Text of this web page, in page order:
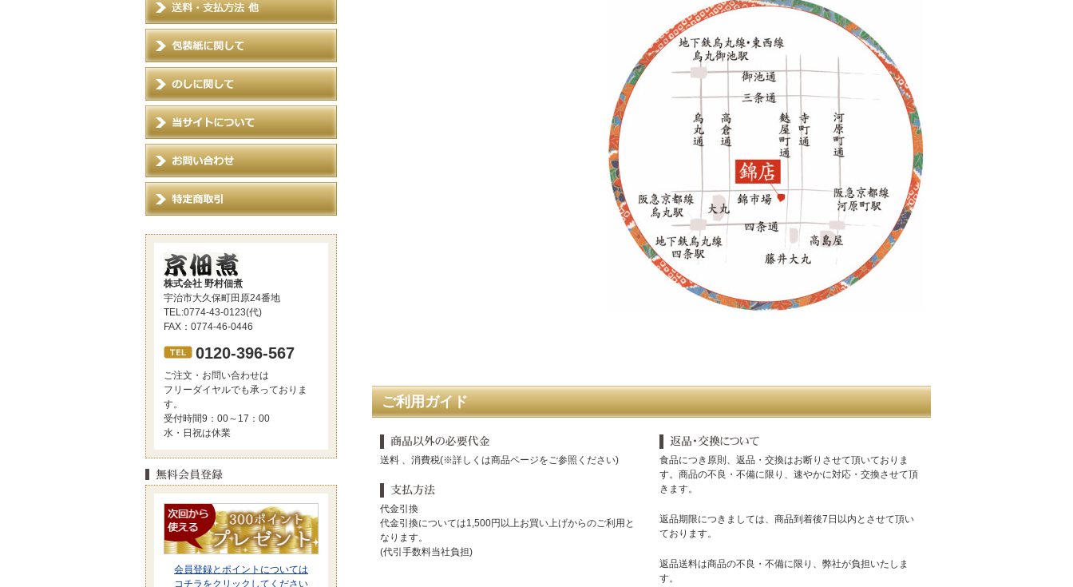
株式会社 野村佃煮
宇治市大久保町田原24番地
TEL:0774-43-0123(代)
FAX：0774-46-0446
0120-396-567
ご注文・お問い合わせは
フリーダイヤルでも承っておりま
す。
受付時間9：00～17：00
水・日祝は休業
会員登録とポイントについては
コチラをクリックしてください
ご利用ガイド
送料 、消費税(※詳しくは商品ページをご参照ください)
代金引換
代金引換については1,500円以上お買い上げからのご利用と
なります。
(代引手数料当社負担)
食品につき原則、返品・交換はお断りさせて頂いておりま
す。商品の不良・不備に限り、速やかに対応・交換させて頂
きます。
返品期限につきましては、商品到着後7日以内とさせて頂い
ております。
返品送料は商品の不良・不備に限り、弊社が負担いたしま
す。